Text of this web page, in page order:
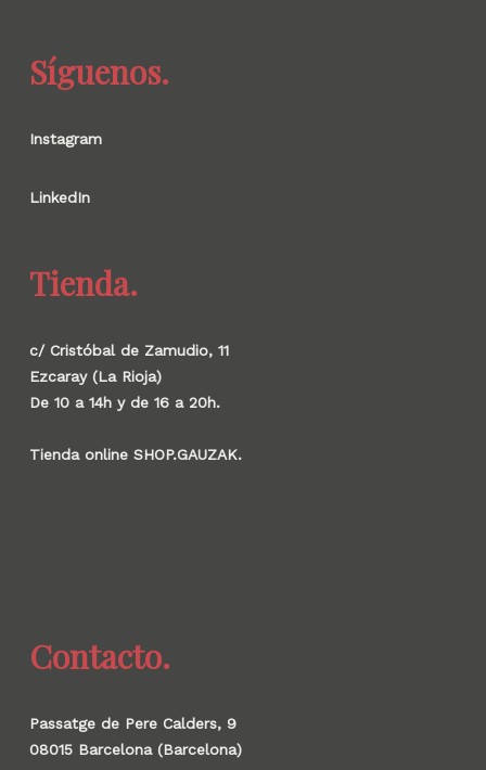
Síguenos.
Instagram
LinkedIn
Tienda.
c/ Cristóbal de Zamudio, 11
Ezcaray (La Rioja)
De 10 a 14h y de 16 a 20h.
Tienda online SHOP.GAUZAK.
Contacto.
Passatge de Pere Calders, 9
08015 Barcelona (Barcelona)